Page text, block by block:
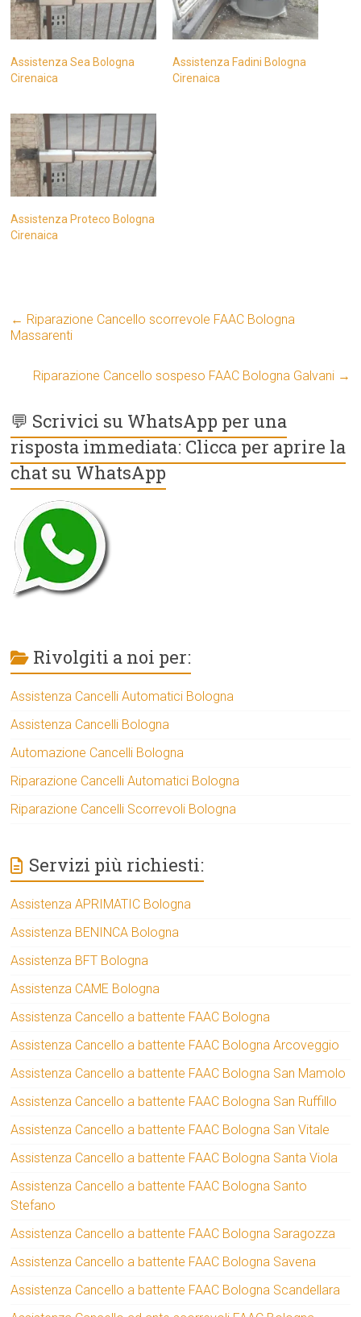
Assistenza Sea Bologna
Cirenaica
Assistenza Fadini Bologna
Cirenaica
Assistenza Proteco Bologna
Cirenaica
← Riparazione Cancello scorrevole FAAC Bologna
Massarenti
Riparazione Cancello sospeso FAAC Bologna Galvani →
💬 Scrivici su WhatsApp per una
risposta immediata: Clicca per aprire la
chat su WhatsApp
Rivolgiti a noi per:
Assistenza Cancelli Automatici Bologna
Assistenza Cancelli Bologna
Automazione Cancelli Bologna
Riparazione Cancelli Automatici Bologna
Riparazione Cancelli Scorrevoli Bologna
Servizi più richiesti:
Assistenza APRIMATIC Bologna
Assistenza BENINCA Bologna
Assistenza BFT Bologna
Assistenza CAME Bologna
Assistenza Cancello a battente FAAC Bologna
Assistenza Cancello a battente FAAC Bologna Arcoveggio
Assistenza Cancello a battente FAAC Bologna San Mamolo
Assistenza Cancello a battente FAAC Bologna San Ruffillo
Assistenza Cancello a battente FAAC Bologna San Vitale
Assistenza Cancello a battente FAAC Bologna Santa Viola
Assistenza Cancello a battente FAAC Bologna Santo
Stefano
Assistenza Cancello a battente FAAC Bologna Saragozza
Assistenza Cancello a battente FAAC Bologna Savena
Assistenza Cancello a battente FAAC Bologna Scandellara